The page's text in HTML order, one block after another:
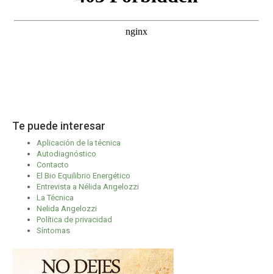
Te puede interesar
Aplicación de la técnica
Autodiagnóstico
Contacto
El Bio Equilibrio Energético
Entrevista a Nélida Angelozzi
La Técnica
Nelida Angelozzi
Política de privacidad
Síntomas